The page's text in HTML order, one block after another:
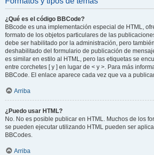
¿Qué es el código BBCode?
BBcode es una implementación especial de HTML,
formato de los objetos particulares de las
debe ser habilitado por la administración, pero
deshabilitado del formulario de publicación de
es similar en estilo al HTML, pero las etiquetas se
entre corchetes [ y ] en lugar de < y >. Para más
BBCode. El enlace aparece cada vez que va a
Arriba
¿Puedo usar HTML?
No. No es posible publicar en HTML. Muchos de los
se pueden ejecutar utilizando HTML pueden ser
BBCodes.
Arriba